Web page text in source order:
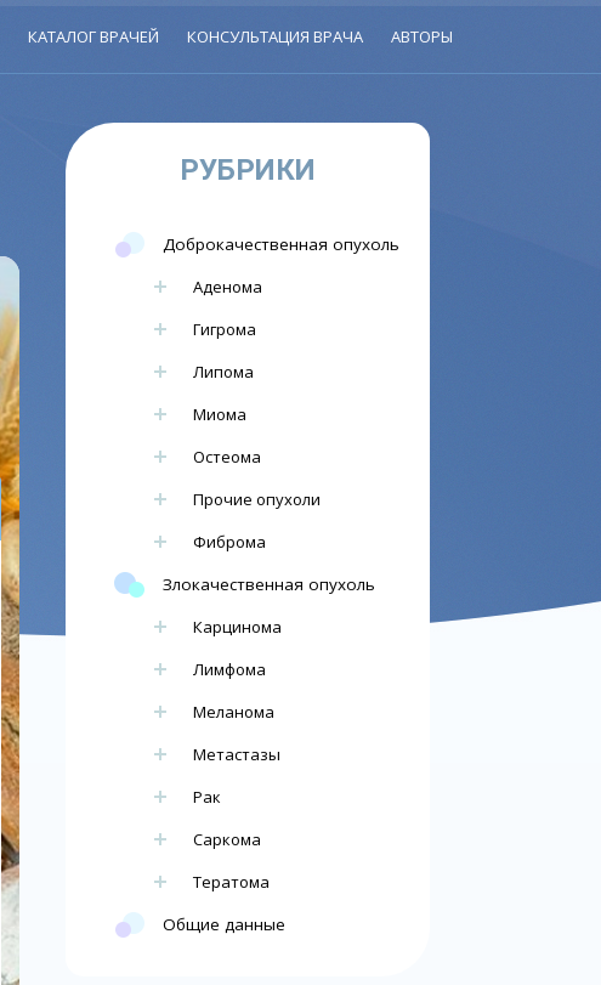
КАТАЛОГ ВРАЧЕЙ КОНСУЛЬТАЦИЯ ВРАЧА АВТОРЫ
РУБРИКИ
Доброкачественная опухоль
Аденома
Гигрома
Липома
Миома
Остеома
Прочие опухоли
Фиброма
Злокачественная опухоль
Карцинома
Лимфома
Меланома
Метастазы
Рак
Саркома
Тератома
Общие данные